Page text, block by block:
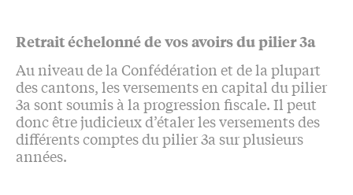
Retrait échelonné de vos avoirs du pilier 3a
Au niveau de la Confédération et de la plupart
des cantons, les versements en capital du pilier
3a sont soumis à la progression fiscale. Il peut
donc être judicieux d’étaler les versements des
différents comptes du pilier 3a sur plusieurs
années.